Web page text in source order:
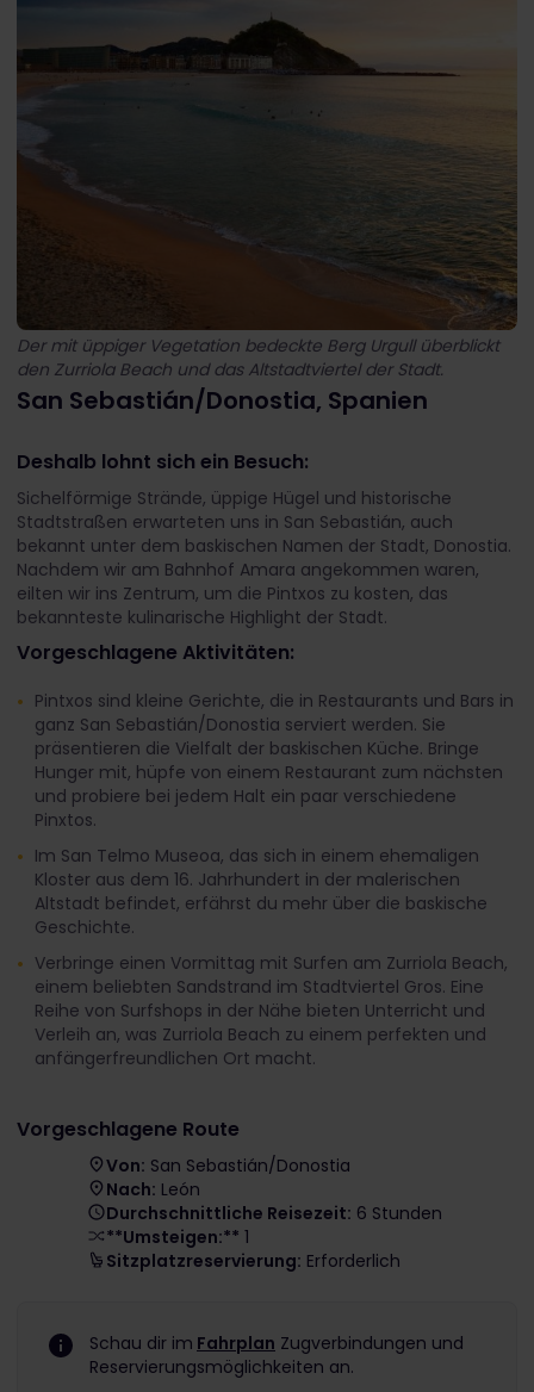
Der mit üppiger Vegetation bedeckte Berg Urgull überblickt
den Zurriola Beach und das Altstadtviertel der Stadt.
San Sebastián/Donostia, Spanien
Deshalb lohnt sich ein Besuch:
Sichelförmige Strände, üppige Hügel und historische
Stadtstraßen erwarteten uns in San Sebastián, auch
bekannt unter dem baskischen Namen der Stadt, Donostia.
Nachdem wir am Bahnhof Amara angekommen waren,
eilten wir ins Zentrum, um die Pintxos zu kosten, das
bekannteste kulinarische Highlight der Stadt.
Vorgeschlagene Aktivitäten:
Pintxos sind kleine Gerichte, die in Restaurants und Bars in
ganz San Sebastián/Donostia serviert werden. Sie
präsentieren die Vielfalt der baskischen Küche. Bringe
Hunger mit, hüpfe von einem Restaurant zum nächsten
und probiere bei jedem Halt ein paar verschiedene
Pinxtos.
Im San Telmo Museoa, das sich in einem ehemaligen
Kloster aus dem 16. Jahrhundert in der malerischen
Altstadt befindet, erfährst du mehr über die baskische
Geschichte.
Verbringe einen Vormittag mit Surfen am Zurriola Beach,
einem beliebten Sandstrand im Stadtviertel Gros. Eine
Reihe von Surfshops in der Nähe bieten Unterricht und
Verleih an, was Zurriola Beach zu einem perfekten und
anfängerfreundlichen Ort macht.
Vorgeschlagene Route
Von: San Sebastián/Donostia
Nach: León
Durchschnittliche Reisezeit: 6 Stunden
**Umsteigen:** 1
Sitzplatzreservierung: Erforderlich
Schau dir im Fahrplan Zugverbindungen und
Reservierungsmöglichkeiten an.